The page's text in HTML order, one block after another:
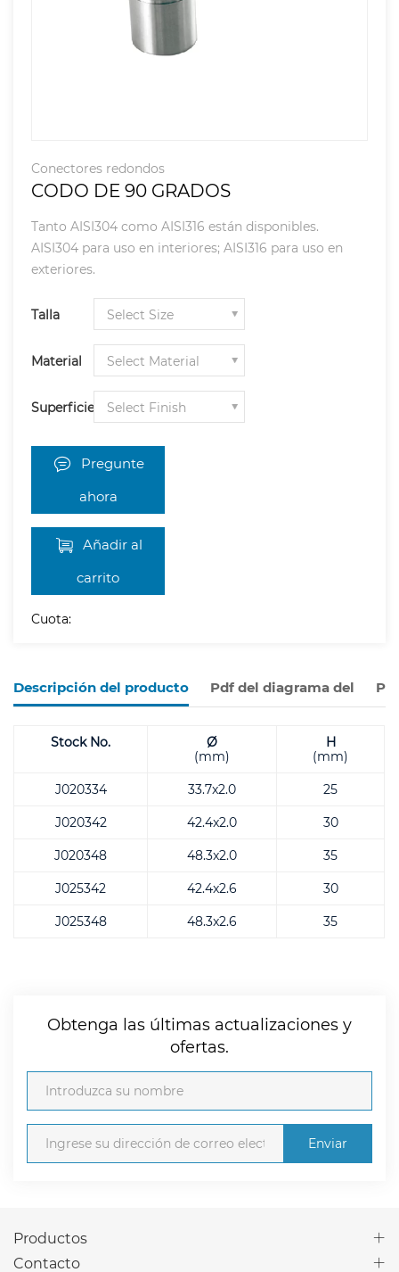
Conectores redondos
CODO DE 90 GRADOS
Tanto AISI304 como AISI316 están disponibles.
AISI304 para uso en interiores; AISI316 para uso en
exteriores.
Talla
Material
Superficie
Pregunte
ahora
Añadir al
carrito
Cuota:
Descripción del producto Pdf del diagrama del
Stock No.
Ø
(mm)
H
(mm)
J020334
33.7x2.0
25
J020342
42.4x2.0
30
J020348
48.3x2.0
35
J025342
42.4x2.6
30
J025348
48.3x2.6 35
Obtenga las últimas actualizaciones y
ofertas.
Enviar
Productos
Contacto